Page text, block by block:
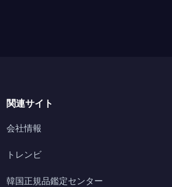
関連サイト
会社情報
トレンビ
韓国正規品鑑定センター